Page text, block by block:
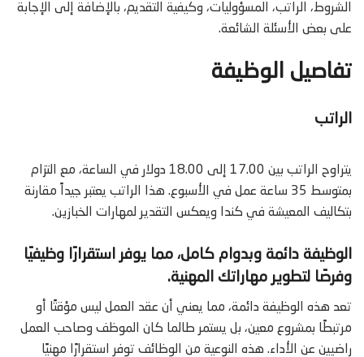
الشروط، الراتب، المسؤوليات، وكيفية التقديم، بالإضافة إلى الإجابة
على بعض الأسئلة الشائعة.
تفاصيل الوظيفة
الراتب
يتراوح الراتب بين 17.00 إلى 18.00 دولار في الساعة، مع التزام
بمتوسط 35 ساعة عمل في الأسبوع. هذا الراتب يعتبر جيداً مقارنة
بتكاليف المعيشة في كندا ويعكس التقدير لمهارات الخبازين.
الوظيفة دائمة وبدوام كامل، مما يوفر استقرارًا وظيفيًا
وفرصًا لتطوير مهاراتك المهنية.
تعد هذه الوظيفة دائمة، مما يعني أن عقد العمل ليس مؤقتًا أو
مرتبطًا بمشروع معين، بل يستمر طالما كان الموظف وصاحب العمل
راضيين عن الأداء. هذه النوعية من الوظائف توفر استقرارًا مهنيًا